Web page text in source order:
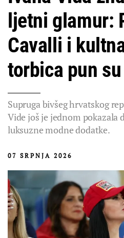
ljetni glamur:
Cavalli i
torbica pun
Supruga bivšeg hrvatskog
Vide još je jednom pokazala
luksuzne modne dodatke.
07 SRPNJA 2026